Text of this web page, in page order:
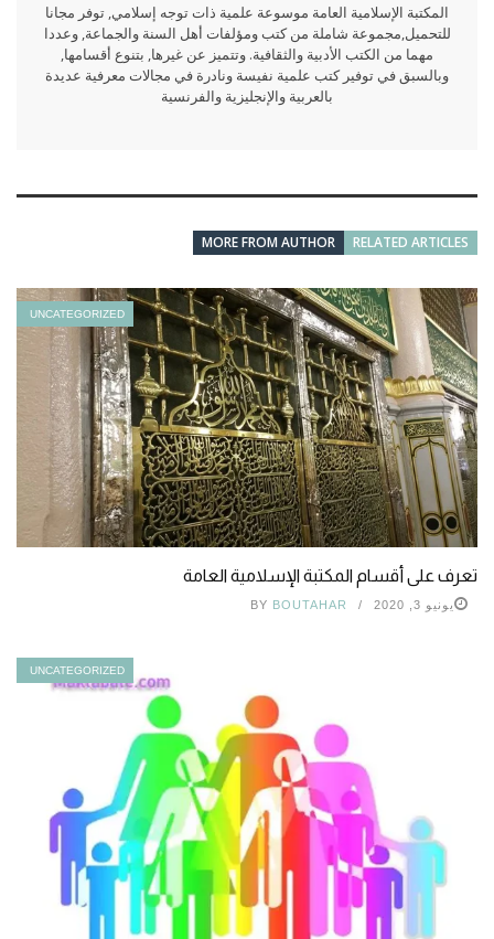
المكتبة الإسلامية العامة موسوعة علمية ذات توجه إسلامي, توفر مجانا
للتحميل,مجموعة شاملة من كتب ومؤلفات أهل السنة والجماعة, وعددا
مهما من الكتب الأدبية والثقافية. وتتميز عن غيرها, بتنوع أقسامها,
وبالسبق في توفير كتب علمية نفيسة ونادرة في مجالات معرفية عديدة
بالعربية والإنجليزية والفرنسية
RELATED ARTICLES
MORE FROM AUTHOR
UNCATEGORIZED
تعرف على أقسام المكتبة الإسلامية العامة
يونيو 3, 2020 BY BOUTAHAR
UNCATEGORIZED